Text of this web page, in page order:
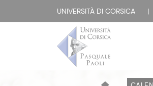
UNIVERSITÀ DI CORSICA